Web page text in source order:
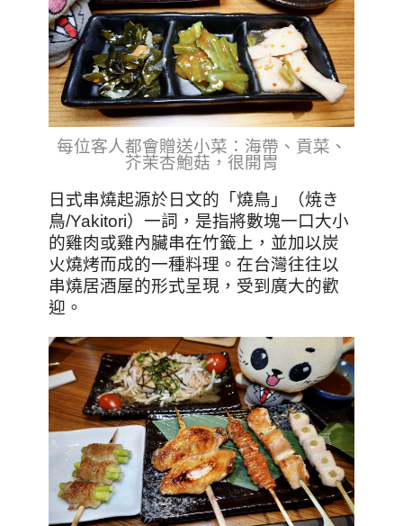
每位客人都會贈送小菜：海帶、貢菜、
芥茉杏鮑菇，很開胃
日式串燒起源於日文的「燒鳥」（焼き
鳥/Yakitori）一詞，是指將數塊一口大小
的雞肉或雞內臟串在竹籤上，並加以炭
火燒烤而成的一種料理。在台灣往往以
串燒居酒屋的形式呈現，受到廣大的歡
迎。